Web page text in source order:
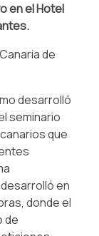
en el Hotel
de
desarrolló
seminario
que
en
donde el
de